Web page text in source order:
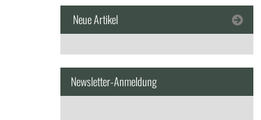
Neue Artikel
Newsletter-Anmeldung